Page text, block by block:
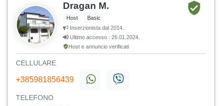
Dragan M.
Host
Basic
Inserzionista dal 2014.
Ultimo accesso : 26.01.2024.
Host e annuncio verificati
CELLULARE
+385981856439
TELEFONO